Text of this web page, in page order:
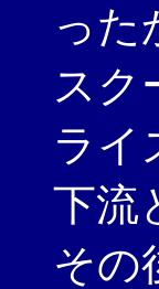
った
スク
ライ
下流
その